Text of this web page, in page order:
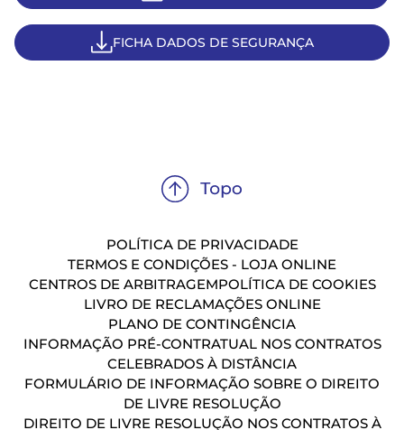
FICHA DADOS DE SEGURANÇA
POLÍTICA DE PRIVACIDADE
TERMOS E CONDIÇÕES - LOJA ONLINE
CENTROS DE ARBITRAGEMPOLÍTICA DE COOKIES
LIVRO DE RECLAMAÇÕES ONLINE
PLANO DE CONTINGÊNCIA
INFORMAÇÃO PRÉ-CONTRATUAL NOS CONTRATOS
CELEBRADOS À DISTÂNCIA
FORMULÁRIO DE INFORMAÇÃO SOBRE O DIREITO
DE LIVRE RESOLUÇÃO
DIREITO DE LIVRE RESOLUÇÃO NOS CONTRATOS À